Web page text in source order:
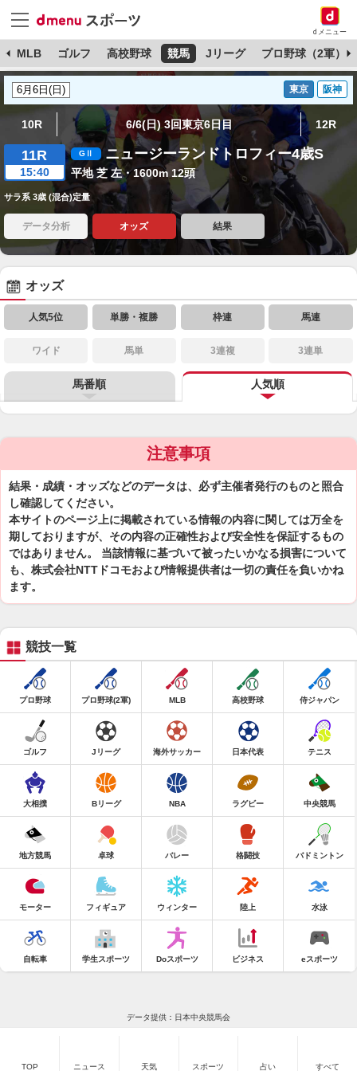
dメニュー
MLB ゴルフ 高校野球 競馬 Jリーグ プロ野球（2軍）
東京 阪神
10R 6/6(日) 3回東京6日目 12R
11R
15:40
ニュージーランドトロフィー4歳S
平地 芝 左・1600m 12頭
サラ系 3歳 (混合)定量
データ分析 オッズ 結果
オッズ
人気5位 単勝・複勝 枠連 馬連
ワイド 馬単 3連複 3連単
馬番順 人気順
注意事項
結果・成績・オッズなどのデータは、必ず主催者発行のものと照合
し確認してください。
本サイトのページ上に掲載されている情報の内容に関しては万全を
期しておりますが、その内容の正確性および安全性を保証するもの
ではありません。 当該情報に基づいて被ったいかなる損害について
も、株式会社NTTドコモおよび情報提供者は一切の責任を負いかね
ます。
競技一覧
プロ野球 プロ野球(2軍) MLB 高校野球 侍ジャパン
ゴルフ Jリーグ 海外サッカー 日本代表 テニス
大相撲 Bリーグ NBA ラグビー 中央競馬
地方競馬 卓球 バレー 格闘技 バドミントン
モーター フィギュア ウィンター 陸上 水泳
自転車 学生スポーツ Doスポーツ ビジネス eスポーツ
データ提供：日本中央競馬会
TOP ニュース 天気 スポーツ 占い すべて